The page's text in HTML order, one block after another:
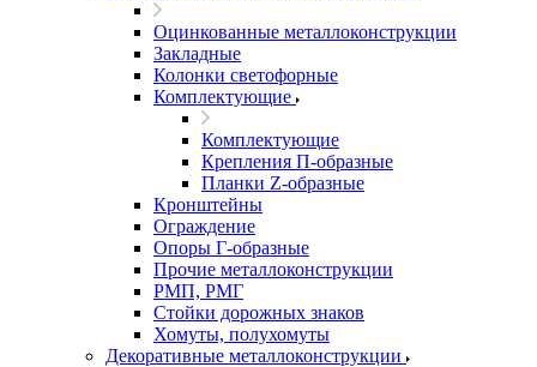
Оцинкованные металлоконструкции
Закладные
Колонки светофорные
Комплектующие
Комплектующие
Крепления П-образные
Планки Z-образные
Кронштейны
Ограждение
Опоры Г-образные
Прочие металлоконструкции
РМП, РМГ
Стойки дорожных знаков
Хомуты, полухомуты
Декоративные металлоконструкции